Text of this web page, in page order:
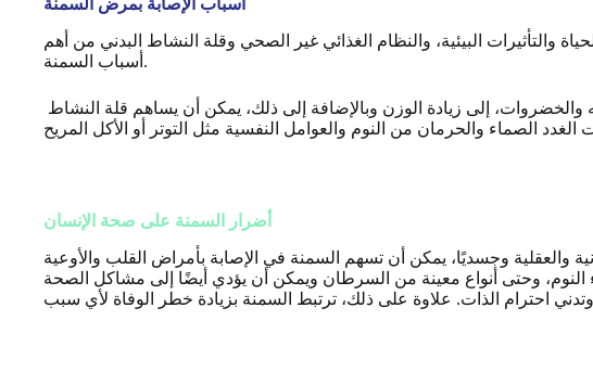
أسباب الإصابة بمرض السمنة
والتأثيرات البيئية، والنظام الغذائي غير الصحي وقلة النشاط البدني من أهم
أسباب السمنة.
أضرار السمنة على صحة الإنسان
وجسديًا، يمكن أن تسهم السمنة في الإصابة بأمراض القلب والأوعية
التنفس أثناء النوم، وحتى أنواع معينة من السرطان ويمكن أن يؤدي أيضًا إلى مشاكل الصحة